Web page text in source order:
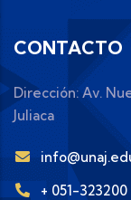
CONTACTO
Dirección: Av.
Juliaca
+ 051-